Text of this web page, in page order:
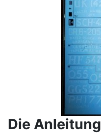
Die Anleitung